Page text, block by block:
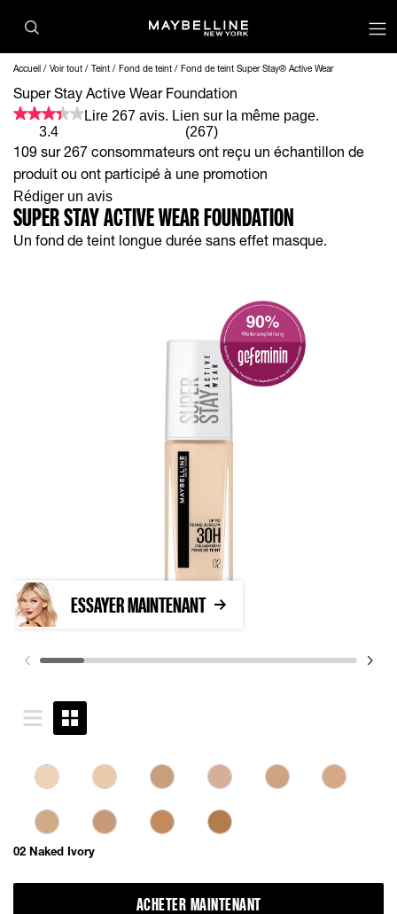
Accueil Voir tout Teint Fond de teint Fond de teint Super Stay® Active Wear
Super Stay Active Wear Foundation
3.4
Lire 267 avis. Lien sur la même page.
(267)
109 sur 267 consommateurs ont reçu un échantillon de
produit ou ont participé à une promotion
Rédiger un avis
SUPER STAY ACTIVE WEAR FOUNDATION
Un fond de teint longue durée sans effet masque.
02 Naked Ivory
ESSAYER MAINTENANT
ACHETER MAINTENANT